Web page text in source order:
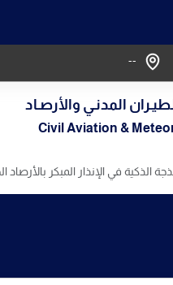
--
المدنـي والأرصـاد
Civil Aviation &
الذكية في الإنذار المبكر بالأرصاد